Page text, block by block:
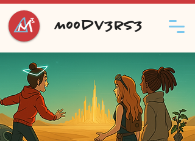
Moodv3rs3